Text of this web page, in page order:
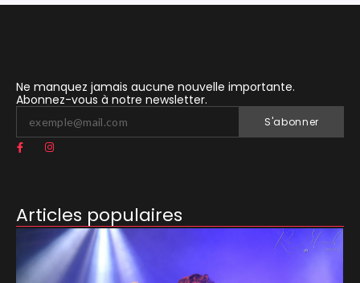
Ne manquez jamais aucune nouvelle importante.
Abonnez-vous à notre newsletter.
S'abonner
Articles populaires